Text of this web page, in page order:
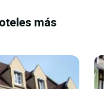
más